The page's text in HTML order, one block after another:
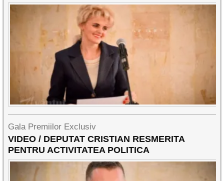
Gala Premiilor Exclusiv
VIDEO / DEPUTAT CRISTIAN RESMERITA
PENTRU ACTIVITATEA POLITICA